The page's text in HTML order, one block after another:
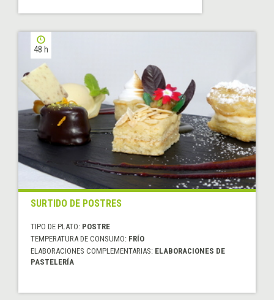
48 h
SURTIDO DE POSTRES
TIPO DE PLATO: POSTRE
TEMPERATURA DE CONSUMO: FRÍO
ELABORACIONES COMPLEMENTARIAS: ELABORACIONES DE
PASTELERÍA